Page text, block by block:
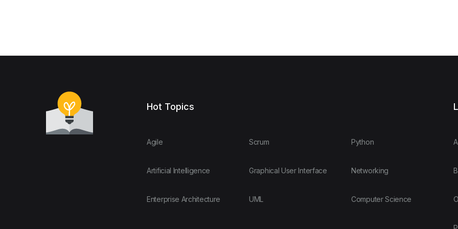
Hot Topics
Agile
Artificial Intelligence
Enterprise Architecture
Scrum
Graphical User Interface
UML
Python
Networking
Computer Science